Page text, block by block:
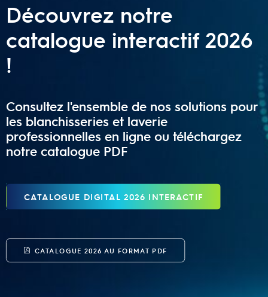
Découvrez notre
catalogue interactif 2026
!
Consultez l'ensemble de nos solutions pour
les blanchisseries et laverie
professionnelles en ligne ou téléchargez
notre catalogue PDF
CATALOGUE DIGITAL 2026 INTERACTIF
CATALOGUE 2026 AU FORMAT PDF